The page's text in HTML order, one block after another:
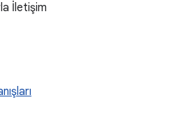
İletişim